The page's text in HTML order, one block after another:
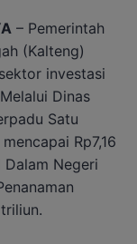
– Pemerintah
(Kalteng)
investasi
Dinas
Satu
Rp7,16
Negeri